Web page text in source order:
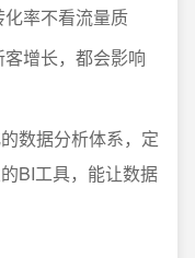
化率不看流量质
增长，都会影响
数据分析体系，定
BI工具，能让数据